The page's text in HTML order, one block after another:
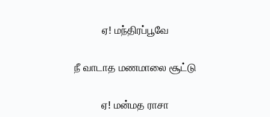
ஏ! மந்திரப்பூவே
நீ வாடாத மணமாலை சூட்டு
ஏ! மன்மத ராசா